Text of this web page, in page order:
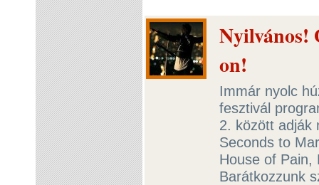
Nyilvános!
on!
Immár nyolc
fesztivál
2. között adják
Seconds to
House of Pain,
Barátkozzunk